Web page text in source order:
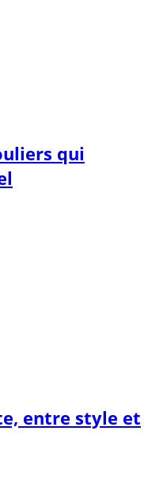
qui
entre style et